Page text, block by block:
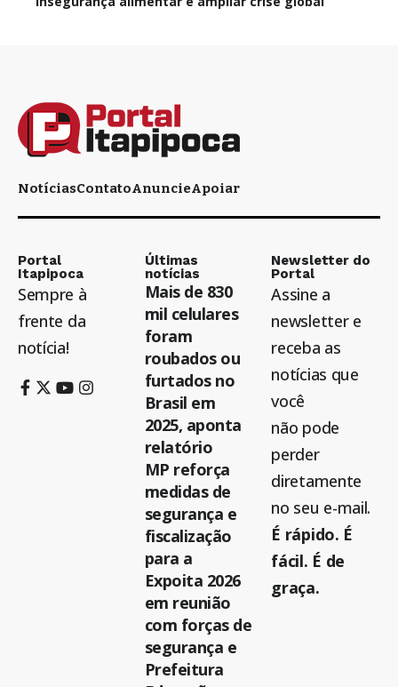
NotíciasContatoAnuncieApoiar
Portal
Itapipoca
Sempre à
frente da
notícia!
Últimas
notícias
Mais de 830
mil celulares
foram
roubados ou
furtados no
Brasil em
2025, aponta
relatório
MP reforça
medidas de
segurança e
fiscalização
para a
Expoita 2026
em reunião
com forças de
segurança e
Prefeitura
Newsletter do
Portal
Assine a
newsletter e
receba as
notícias que
você
não pode
perder
diretamente
no seu e-mail.
É rápido. É
fácil. É de
graça.